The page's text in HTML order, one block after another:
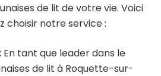
de lit de votre vie. Voici
choisir notre service :
En tant que leader dans le
de lit à Roquette-sur-